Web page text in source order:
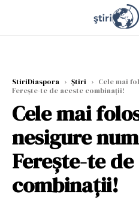
StiriDiaspora › Știri › Cele mai
Ferește-te de aceste combinații!
Cele mai
nesigure
Ferește-te
combinații!